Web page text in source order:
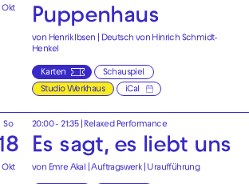
Okt
Puppenhaus
von Henrik Ibsen | Deutsch von Hinrich Schmidt-
Henkel
Karten Schauspiel
Studio Werkhaus iCal
So
18
Okt
20:00 - 21:35| Relaxed Performance
Es sagt, es liebt uns
von Emre Akal | Auftragswerk | Uraufführung